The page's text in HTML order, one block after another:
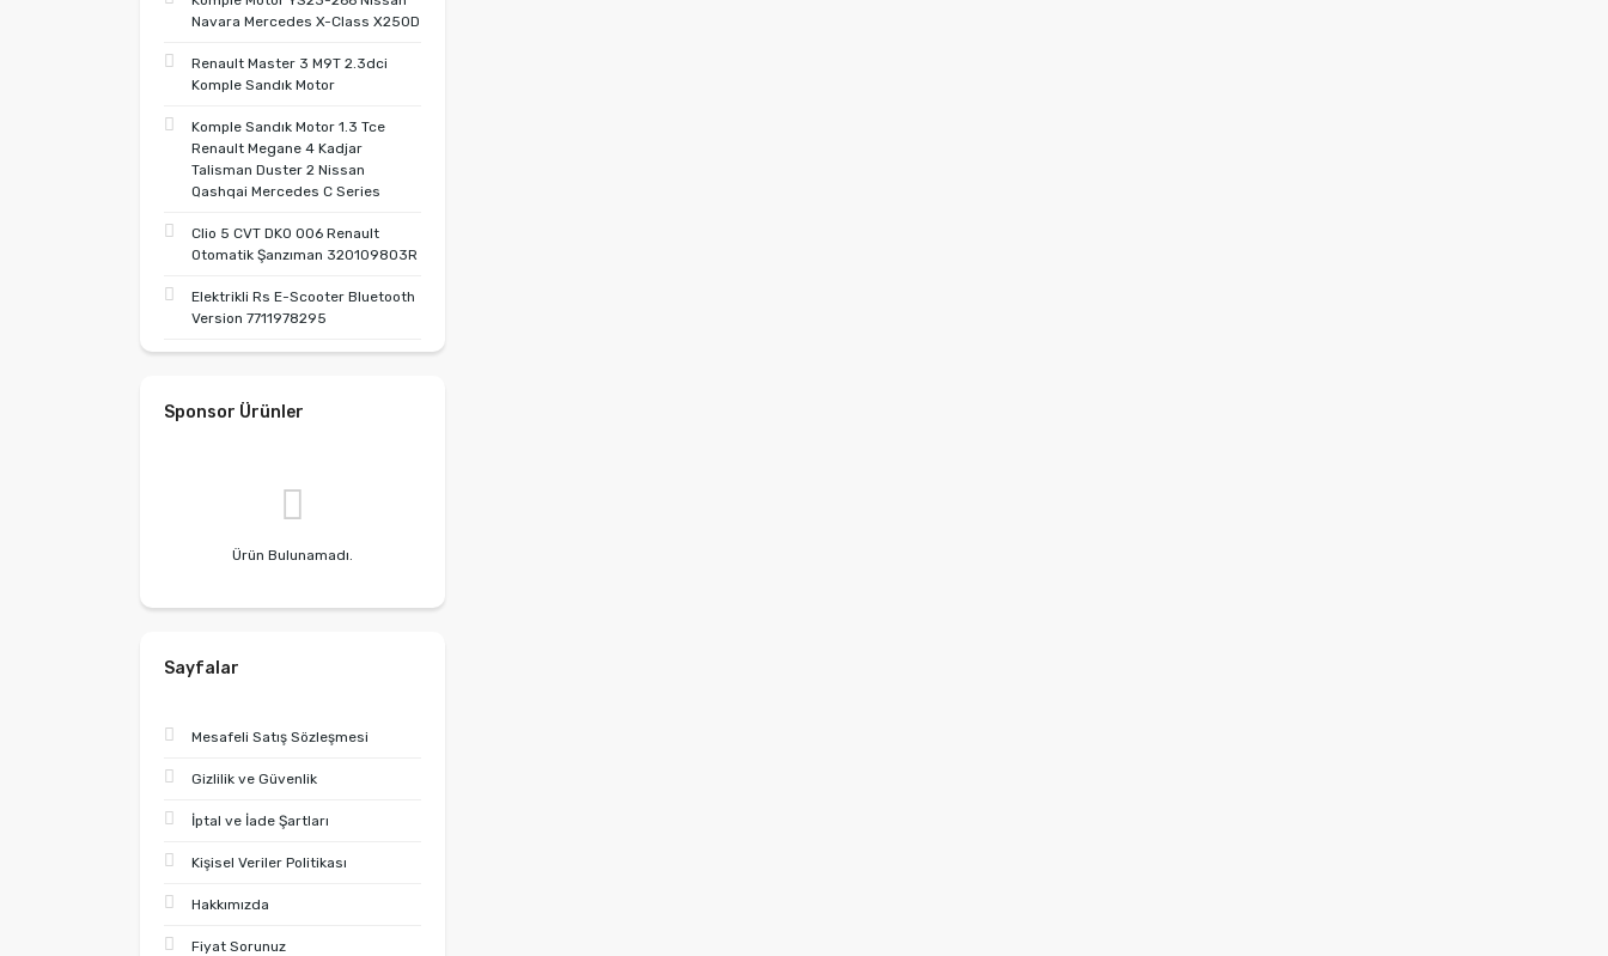
Navara Mercedes X-Class X250D
Renault Master 3 M9T 2.3dci
Komple Sandık Motor
Komple Sandık Motor 1.3 Tce
Renault Megane 4 Kadjar
Talisman Duster 2 Nissan
Qashqai Mercedes C Series
Clio 5 CVT DK0 006 Renault
Otomatik Şanzıman 320109803R
Elektrikli Rs E-Scooter Bluetooth
Version 7711978295
Sponsor Ürünler
Ürün Bulunamadı.
Sayfalar
Mesafeli Satış Sözleşmesi
Gizlilik ve Güvenlik
İptal ve İade Şartları
Kişisel Veriler Politikası
Hakkımızda
Fiyat Sorunuz